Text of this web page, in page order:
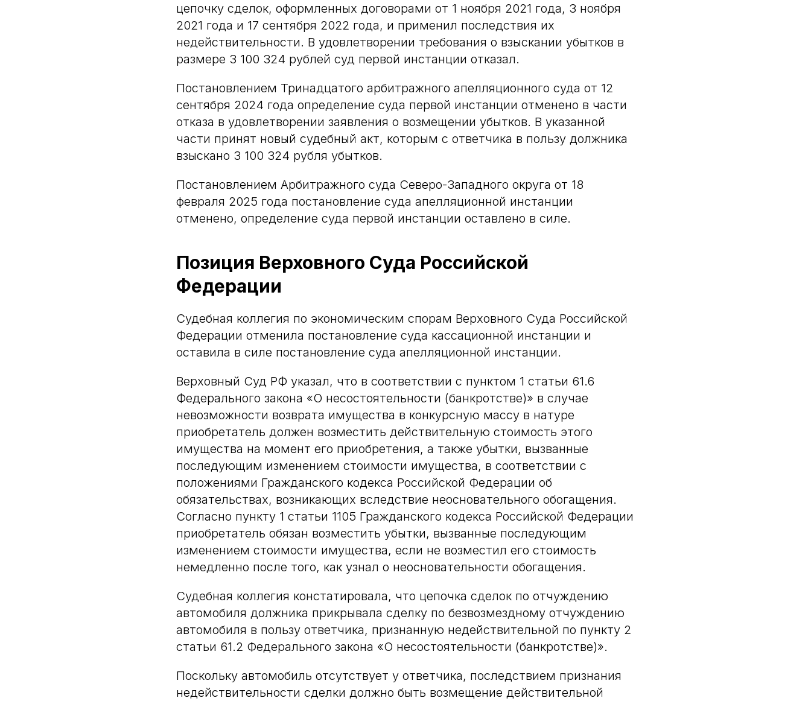
цепочку сделок, оформленных договорами от 1 ноября 2021 года, 3 ноября
2021 года и 17 сентября 2022 года, и применил последствия их
недействительности. В удовлетворении требования о взыскании убытков в
размере 3 100 324 рублей суд первой инстанции отказал.
Постановлением Тринадцатого арбитражного апелляционного суда от 12
сентября 2024 года определение суда первой инстанции отменено в части
отказа в удовлетворении заявления о возмещении убытков. В указанной
части принят новый судебный акт, которым с ответчика в пользу должника
взыскано 3 100 324 рубля убытков.
Постановлением Арбитражного суда Северо-Западного округа от 18
февраля 2025 года постановление суда апелляционной инстанции
отменено, определение суда первой инстанции оставлено в силе.
Позиция Верховного Суда Российской
Федерации
Судебная коллегия по экономическим спорам Верховного Суда Российской
Федерации отменила постановление суда кассационной инстанции и
оставила в силе постановление суда апелляционной инстанции.
Верховный Суд РФ указал, что в соответствии с пунктом 1 статьи 61.6
Федерального закона «О несостоятельности (банкротстве)» в случае
невозможности возврата имущества в конкурсную массу в натуре
приобретатель должен возместить действительную стоимость этого
имущества на момент его приобретения, а также убытки, вызванные
последующим изменением стоимости имущества, в соответствии с
положениями Гражданского кодекса Российской Федерации об
обязательствах, возникающих вследствие неосновательного обогащения.
Согласно пункту 1 статьи 1105 Гражданского кодекса Российской Федерации
приобретатель обязан возместить убытки, вызванные последующим
изменением стоимости имущества, если не возместил его стоимость
немедленно после того, как узнал о неосновательности обогащения.
Судебная коллегия констатировала, что цепочка сделок по отчуждению
автомобиля должника прикрывала сделку по безвозмездному отчуждению
автомобиля в пользу ответчика, признанную недействительной по пункту 2
статьи 61.2 Федерального закона «О несостоятельности (банкротстве)».
Поскольку автомобиль отсутствует у ответчика, последствием признания
недействительности сделки должно быть возмещение действительной